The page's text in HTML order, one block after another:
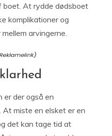
At rydde dødsboet
komplikationer og
arvingerne.
er der også en
miste en elsket er en
det kan tage tid at